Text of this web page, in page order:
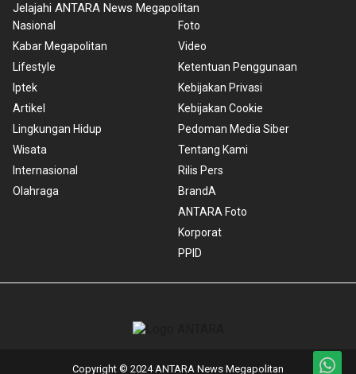
Jelajahi ANTARA News Megapolitan
Nasional
Kabar Megapolitan
Lifestyle
Iptek
Artikel
Lingkungan Hidup
Wisata
Internasional
Olahraga
Foto
Video
Ketentuan Penggunaan
Kebijakan Privasi
Kebijakan Cookie
Pedoman Media Siber
Tentang Kami
Rilis Pers
BrandA
ANTARA Foto
Korporat
PPID
Copyright © 2024 ANTARA News Megapolitan